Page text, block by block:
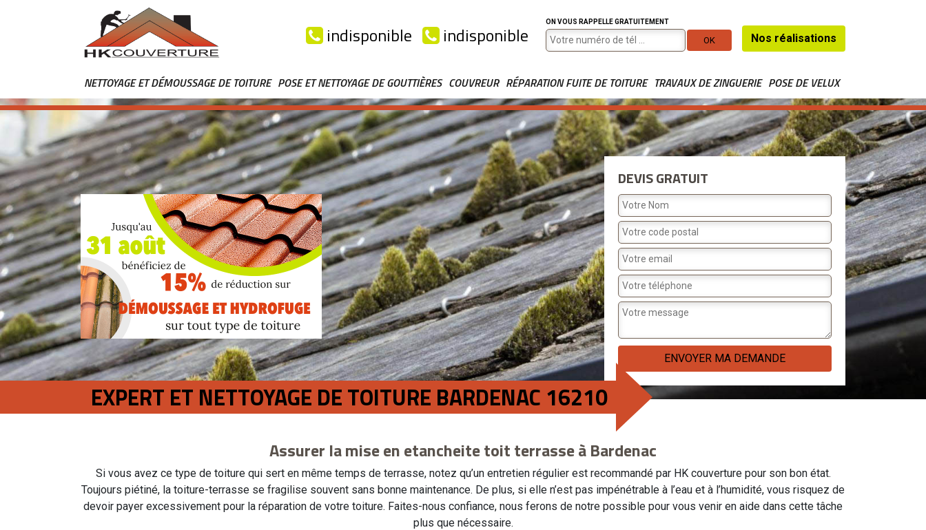
indisponible indisponible
ON VOUS RAPPELLE GRATUITEMENT
Nos réalisations
NETTOYAGE ET DÉMOUSSAGE DE TOITURE POSE ET NETTOYAGE DE GOUTTIÈRES COUVREUR RÉPARATION FUITE DE TOITURE TRAVAUX DE ZINGUERIE POSE DE VELUX
DEVIS GRATUIT
EXPERT ET NETTOYAGE DE TOITURE BARDENAC 16210
Assurer la mise en etancheite toit terrasse à Bardenac
Si vous avez ce type de toiture qui sert en même temps de terrasse, notez qu’un entretien régulier est recommandé par HK couverture pour son bon état.
Toujours piétiné, la toiture-terrasse se fragilise souvent sans bonne maintenance. De plus, si elle n’est pas impénétrable à l’eau et à l’humidité, vous risquez de
devoir payer excessivement pour la réparation de votre toiture. Faites-nous confiance, nous ferons de notre possible pour vous venir en aide dans cette tâche
plus que nécessaire.